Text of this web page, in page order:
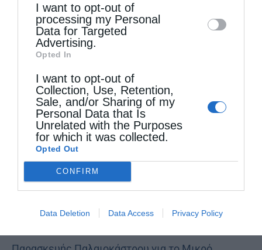
disclose it to other third parties.
I want to opt-out of
processing my Personal
Data for Targeted
Advertising.
Opted In
I want to opt-out of
Collection, Use, Retention,
Sale, and/or Sharing of my
Personal Data that Is
Unrelated with the Purposes
for which it was collected.
Opted Out
CONFIRM
Data Deletion Data Access Privacy Policy
Τελευταία άρθρα
Ελληνικός Ερυθρός Σταυρός: Τι πρέπει να
περιέχει ένα φαρμακείο διακοπών
Η πανήγυρις της Μεταμορφώσεως του Σωτήρος
στη Θεσσαλονίκη
Όταν είσαι ευλαβής